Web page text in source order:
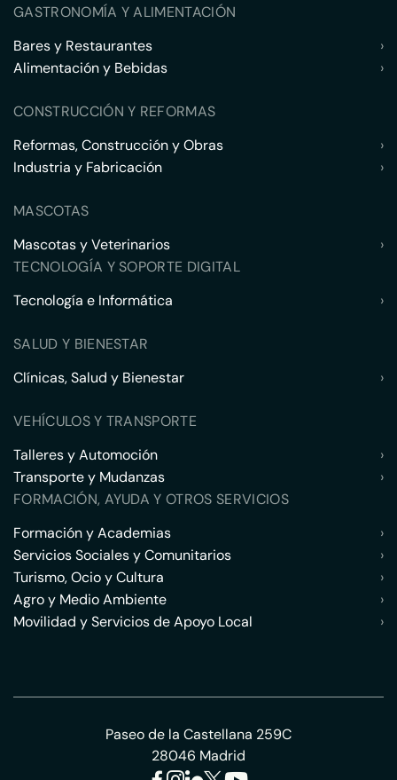
GASTRONOMÍA Y ALIMENTACIÓN
Bares y Restaurantes
›
Alimentación y Bebidas
›
CONSTRUCCIÓN Y REFORMAS
Reformas, Construcción y Obras
›
Industria y Fabricación
›
MASCOTAS
Mascotas y Veterinarios
›
TECNOLOGÍA Y SOPORTE DIGITAL
Tecnología e Informática
›
SALUD Y BIENESTAR
Clínicas, Salud y Bienestar
›
VEHÍCULOS Y TRANSPORTE
Talleres y Automoción
›
Transporte y Mudanzas
›
FORMACIÓN, AYUDA Y OTROS SERVICIOS
Formación y Academias
›
Servicios Sociales y Comunitarios
›
Turismo, Ocio y Cultura
›
Agro y Medio Ambiente
›
Movilidad y Servicios de Apoyo Local
›
Paseo de la Castellana 259C
28046 Madrid